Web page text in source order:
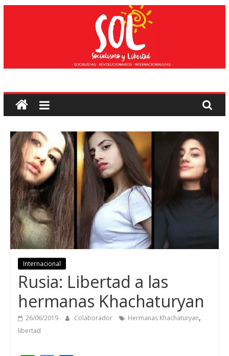
Socialismo
e
liberdade
Internacional
Rusia: Libertad a las
hermanas Khachaturyan
26/06/2019 Colaborador Hermanas Khachaturyan,
libertad